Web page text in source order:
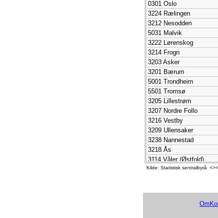
5610 Karasjok
5510 Kvæfjord
4646 Fjaler
1573 Smøla
3416 Eidskog
3209 Ullensaker
1818 Herøy
3452 Vestre Slidre
1160 Vindafjord
3425 Engerdal
3428 Alvdal
3326 Hemsedal
5526 Sørreisa
5530 Senja
1848 Steigen
3423 Stor-Elvdal
3427 Tynset
4024 Hjartdal
0301 Oslo
3224 Rælingen
3212 Nesodden
5031 Malvik
3222 Lørenskog
3214 Frogn
3203 Asker
3201 Bærum
5001 Trondheim
5501 Tromsø
3205 Lillestrøm
3207 Nordre Follo
3216 Vestby
3209 Ullensaker
3238 Nannestad
3218 Ås
3114 Våler (Østfold)
5601 Alta
Kilde: Statistisk sentralbyrå